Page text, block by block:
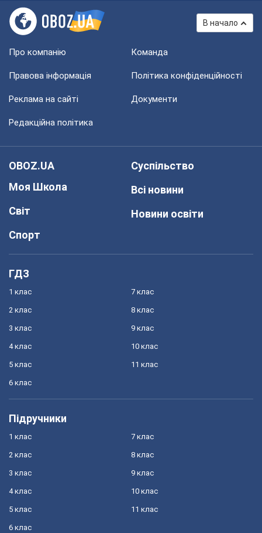
В начало
Про компанію Команда
Правова інформація Політика конфіденційності
Реклама на сайті Документи
Редакційна політика
OBOZ.UA
Моя Школа
Світ
Спорт
Суспільство
Всі новини
Новини освіти
ГДЗ
1 клас
2 клас
3 клас
4 клас
5 клас
6 клас
7 клас
8 клас
9 клас
10 клас
11 клас
Підручники
1 клас
2 клас
3 клас
4 клас
5 клас
6 клас
7 клас
8 клас
9 клас
10 клас
11 клас